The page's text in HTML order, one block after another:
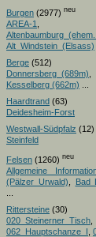
Burgen (2977) neu
AREA-1
Alt_Windstein_(Elsass)
Berge (512)
Donnersberg_(689m)
Kesselberg (662m)
Haardtrand (63)
Deidesheim-Forst
Westwall-Südpfalz (12)
Steinfeld
Felsen (1260) neu
Allgemeine
(Pälzer Urwald)
Bad
Rittersteine (30)
020_Steinerner_Tisch
062_Hauptschanze_I